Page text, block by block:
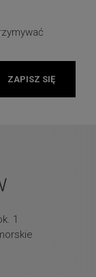
ZAPISZ SIĘ
1